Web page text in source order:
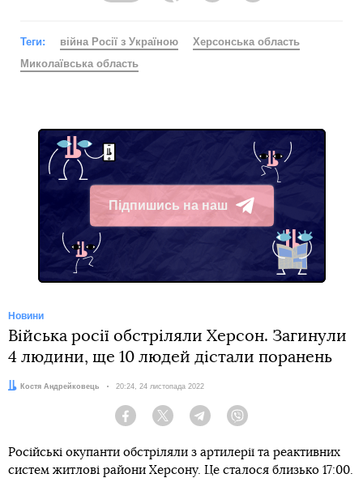
Теги: війна Росії з Україною
Херсонська область
Миколаївська область
Підпишись на наш
Telegram
Новини
Війська росії обстріляли Херсон. Загинули
4 людини, ще 10 людей дістали поранень
Автор:Костя Андрейковець Дата:
20:24, 24 листопада 2022
Facebook Twitter Telegram
Російські окупанти обстріляли з артилерії та реактивних
систем житлові райони Херсону. Це сталося близько 17:00.